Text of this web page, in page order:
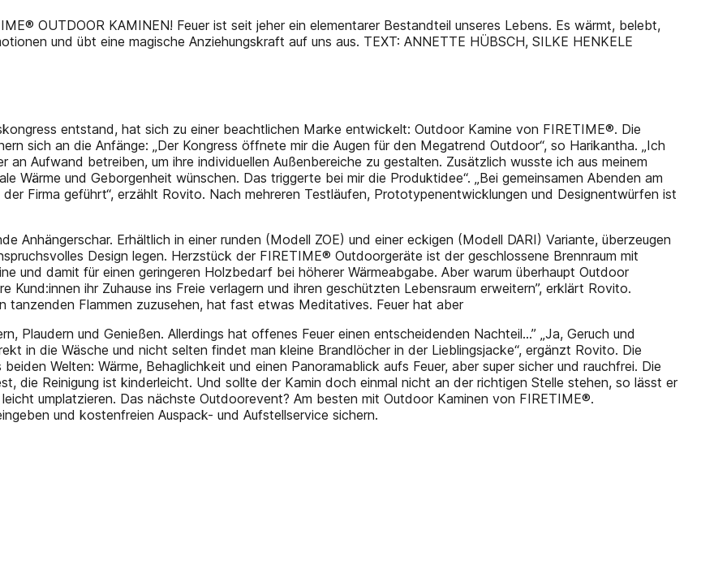
OUTDOOR KAMINEN! Feuer ist seit jeher ein elementarer Bestandteil unseres Lebens. Es wärmt, belebt,
und übt eine magische Anziehungskraft auf uns aus. TEXT: ANNETTE HÜBSCH, SILKE HENKELE
entstand, hat sich zu einer beachtlichen Marke entwickelt: Outdoor Kamine von FIRETIME®. Die
sich an die Anfänge: „Der Kongress öffnete mir die Augen für den Megatrend Outdoor“, so Harikantha. „Ich
Aufwand betreiben, um ihre individuellen Außenbereiche zu gestalten. Zusätzlich wusste ich aus meinem
Wärme und Geborgenheit wünschen. Das triggerte bei mir die Produktidee“. „Bei gemeinsamen Abenden am
Firma geführt“, erzählt Rovito. Nach mehreren Testläufen, Prototypenentwicklungen und Designentwürfen ist
Anhängerschar. Erhältlich in einer runden (Modell ZOE) und einer eckigen (Modell DARI) Variante, überzeugen
Design legen. Herzstück der FIRETIME® Outdoorgeräte ist der geschlossene Brennraum mit
und damit für einen geringeren Holzbedarf bei höherer Wärmeabgabe. Aber warum überhaupt Outdoor
ihr Zuhause ins Freie verlagern und ihren geschützten Lebensraum erweitern”, erklärt Rovito.
tanzenden Flammen zuzusehen, hat fast etwas Meditatives. Feuer hat aber
Plaudern und Genießen. Allerdings hat offenes Feuer einen entscheidenden Nachteil...” „Ja, Geruch und
in die Wäsche und nicht selten findet man kleine Brandlöcher in der Lieblingsjacke“, ergänzt Rovito. Die
Welten: Wärme, Behaglichkeit und einen Panoramablick aufs Feuer, aber super sicher und rauchfrei. Die
die Reinigung ist kinderleicht. Und sollte der Kamin doch einmal nicht an der richtigen Stelle stehen, so lässt er
umplatzieren. Das nächste Outdoorevent? Am besten mit Outdoor Kaminen von FIRETIME®.
und kostenfreien Auspack- und Aufstellservice sichern.